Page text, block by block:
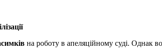
на роботу в апеляційному суді. Однак